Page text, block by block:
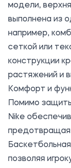
модели,
выполнена из
например,
сеткой или
конструкции
растяжений и
Комфорт и
Помимо
Nike
предотвращая
позволяя